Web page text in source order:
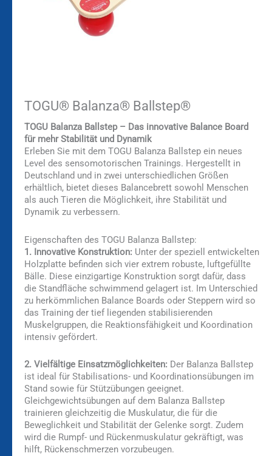
TOGU® Balanza® Ballstep®
TOGU Balanza Ballstep – Das innovative Balance Board
für mehr Stabilität und Dynamik
Erleben Sie mit dem TOGU Balanza Ballstep ein neues
Level des sensomotorischen Trainings. Hergestellt in
Deutschland und in zwei unterschiedlichen Größen
erhältlich, bietet dieses Balancebrett sowohl Menschen
als auch Tieren die Möglichkeit, ihre Stabilität und
Dynamik zu verbessern.
Eigenschaften des TOGU Balanza Ballstep:
1. Innovative Konstruktion: Unter der speziell entwickelten
Holzplatte befinden sich vier extrem robuste, luftgefüllte
Bälle. Diese einzigartige Konstruktion sorgt dafür, dass
die Standfläche schwimmend gelagert ist. Im Unterschied
zu herkömmlichen Balance Boards oder Steppern wird so
das Training der tief liegenden stabilisierenden
Muskelgruppen, die Reaktionsfähigkeit und Koordination
intensiv gefördert.
2. Vielfältige Einsatzmöglichkeiten: Der Balanza Ballstep
ist ideal für Stabilisations- und Koordinationsübungen im
Stand sowie für Stützübungen geeignet.
Gleichgewichtsübungen auf dem Balanza Ballstep
trainieren gleichzeitig die Muskulatur, die für die
Beweglichkeit und Stabilität der Gelenke sorgt. Zudem
wird die Rumpf- und Rückenmuskulatur gekräftigt, was
hilft, Rückenschmerzen vorzubeugen.